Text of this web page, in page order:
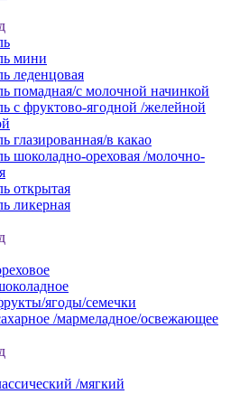
мини
леденцовая
помадная/с молочной начинкой
с фруктово-ягодной /желейной
глазированная/в какао
шоколадно-ореховая /молочно-
открытая
ликерная
ягоды/семечки
/мармеладное/освежающее
/мягкий